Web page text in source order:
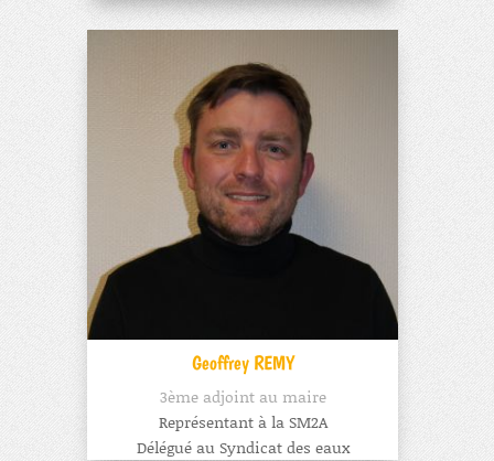
Geoffrey REMY
3ème adjoint au maire
Représentant à la SM2A
Délégué au Syndicat des eaux